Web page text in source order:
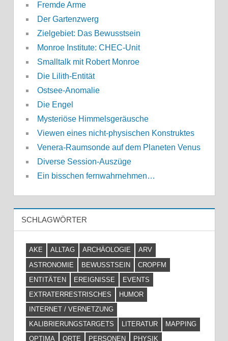
Fremde Arme
Der Gartenzwerg
Zielgebiet: Das Bewusstsein
Monroe Institute: CHEC-Unit
Smalltalk mit Robert Monroe
Die Lilith-Entität
Ostsee-Anomalie
Die Engel
Mysteriöse Himmelsgeräusche
Viewen eines nicht-physischen Konstruktes
Venera-Raumsonde auf dem Planeten Venus
Diverse Session-Auszüge
Ein bisschen fernwahrnehmen…
SCHLAGWÖRTER
AKE ALLTAG ARCHÄOLOGIE
ARV
ASTRONOMIE
BEWUSSTSEIN
CROPFM
ENTITÄTEN
EREIGNISSE
EVENTS
EXTRATERRESTRISCHES
HUMOR
INTERNET / VERNETZUNG
KALIBRIERUNGSTARGETS
LITERATUR
MAPPING
OPTIMA
ORTE PERSONEN
PHYSIK